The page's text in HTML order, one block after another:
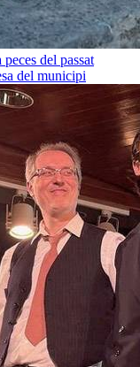
del passat
del municipi